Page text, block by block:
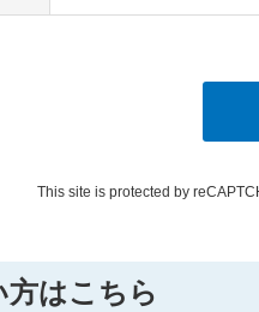
This site is protected by
方はこちら